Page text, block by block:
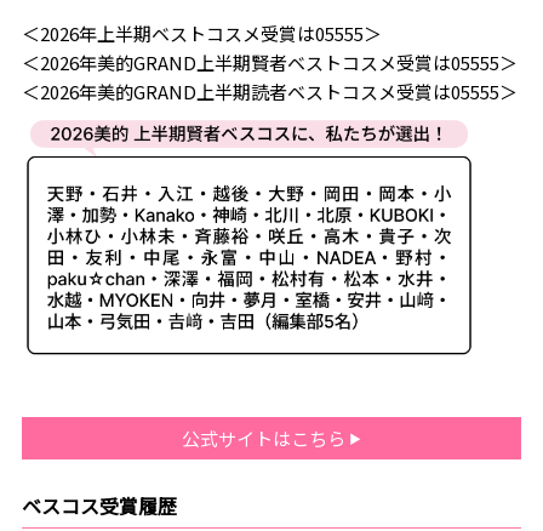
＜2026年上半期ベストコスメ受賞は05555＞
＜2026年美的GRAND上半期賢者ベストコスメ受賞は05555＞
＜2026年美的GRAND上半期読者ベストコスメ受賞は05555＞
公式サイトはこちら
ベスコス受賞履歴